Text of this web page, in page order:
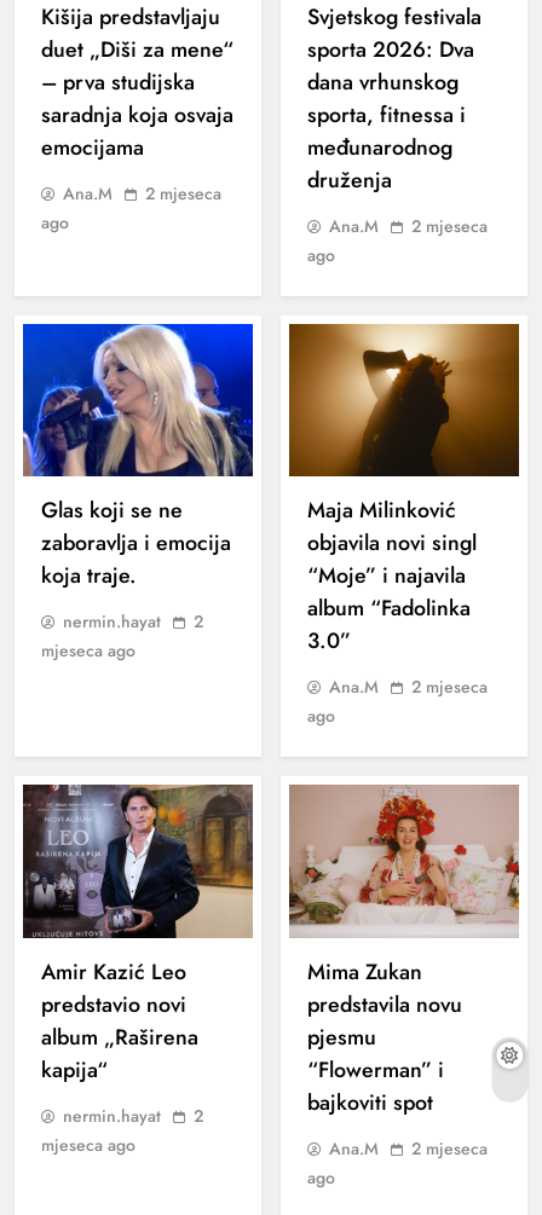
Kišija predstavljaju
duet „Diši za mene“
– prva studijska
saradnja koja osvaja
emocijama
Ana.M
2 mjeseca
ago
Svjetskog festivala
sporta 2026: Dva
dana vrhunskog
sporta, fitnessa i
međunarodnog
druženja
Ana.M
2 mjeseca
ago
Glas koji se ne
zaboravlja i emocija
koja traje.
nermin.hayat
2
mjeseca ago
Maja Milinković
objavila novi singl
“Moje” i najavila
album “Fadolinka
3.0”
Ana.M
2 mjeseca
ago
Amir Kazić Leo
predstavio novi
album „Raširena
kapija“
nermin.hayat
2
mjeseca ago
Mima Zukan
predstavila novu
pjesmu
“Flowerman” i
bajkoviti spot
Ana.M
2 mjeseca
ago